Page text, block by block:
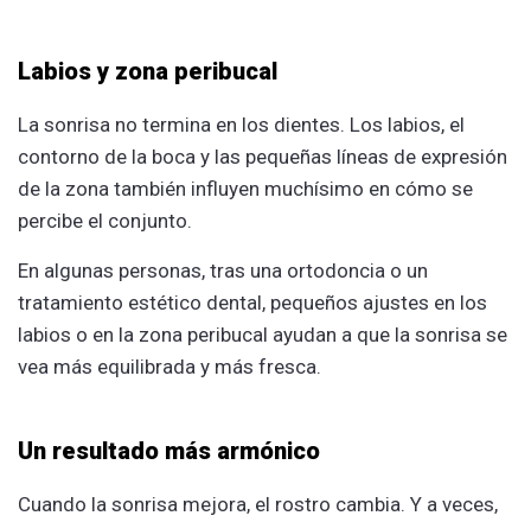
Labios y zona peribucal
La sonrisa no termina en los dientes. Los labios, el
contorno de la boca y las pequeñas líneas de expresión
de la zona también influyen muchísimo en cómo se
percibe el conjunto.
En algunas personas, tras una ortodoncia o un
tratamiento estético dental, pequeños ajustes en los
labios o en la zona peribucal ayudan a que la sonrisa se
vea más equilibrada y más fresca.
Un resultado más armónico
Cuando la sonrisa mejora, el rostro cambia. Y a veces,